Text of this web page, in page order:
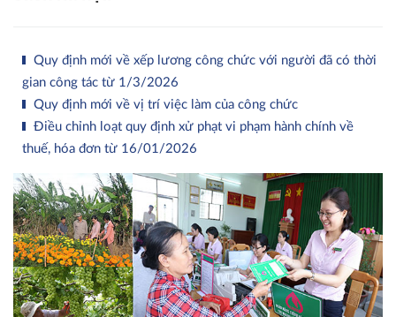
Quy định mới về xếp lương công chức với người đã có thời
gian công tác từ 1/3/2026
Quy định mới về vị trí việc làm của công chức
Điều chỉnh loạt quy định xử phạt vi phạm hành chính về
thuế, hóa đơn từ 16/01/2026